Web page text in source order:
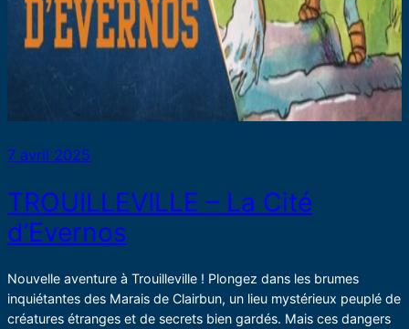
7 avril 2025
TROUILLEVILLE – La Cité
d’Evernos
Nouvelle aventure à Trouilleville ! Plongez dans les brumes
inquiétantes des Marais de Clairbun, un lieu mystérieux peuplé de
créatures étranges et de secrets bien gardés. Mais ces dangers